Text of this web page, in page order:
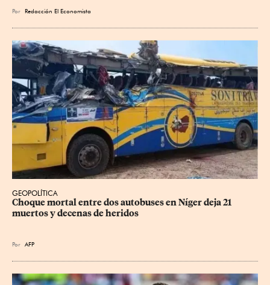
Por Redacción El Economista
GEOPOLÍTICA
Choque mortal entre dos autobuses en Níger deja 21
muertos y decenas de heridos
Por AFP